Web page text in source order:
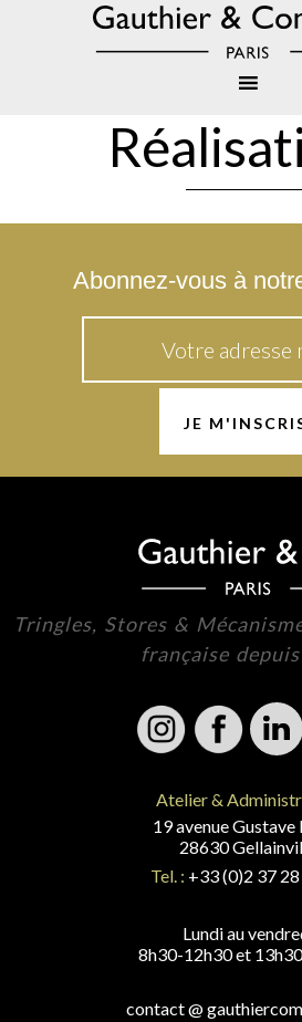
Abonnez-vous à
Tringles, Stores &
française
Atelier &
19 avenue Gustave
28630
Tel. : +33 (0)2 37
Lundi au
8h30-12h30 et
contact @